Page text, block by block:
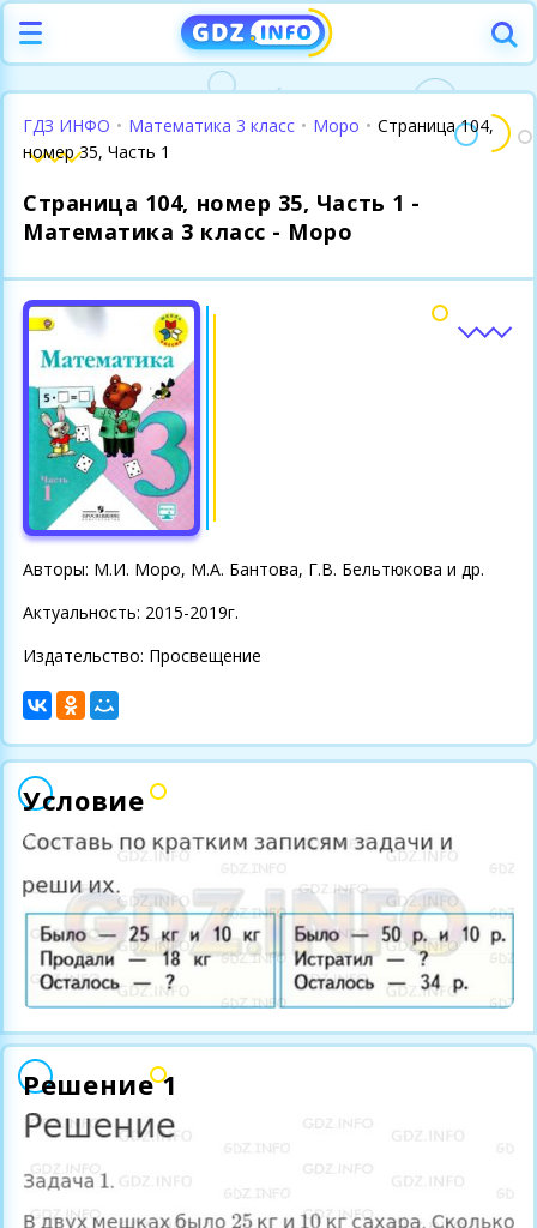
ГДЗ ИНФО • Математика 3 класс • Моро • Страница 104,
номер 35, Часть 1
Страница 104, номер 35, Часть 1 -
Математика 3 класс - Моро
Авторы: М.И. Моро, М.А. Бантова, Г.В. Бельтюкова и др.
Актуальность: 2015-2019г.
Издательство: Просвещение
Условие
Решение 1